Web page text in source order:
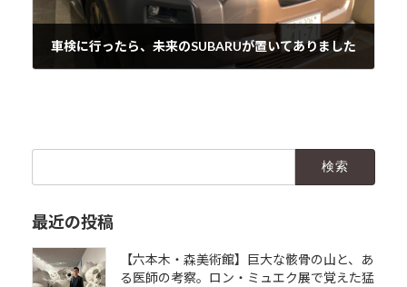
車検に行ったら、未来のSUBARUが置いてありました
最近の投稿
【六本木・森美術館】巨大な骸骨の山と、あ
る医師の考察。ロン・ミュエク展で覚えた猛